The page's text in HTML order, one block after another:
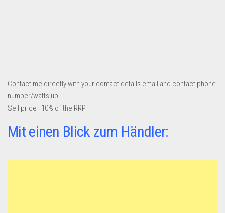
Aldi
Lidl
Kostenlos verkaufen
Contact me directly with your contact details email and contact phone
number/watts up
Sell price : 10% of the RRP
Mit einen Blick zum Händler: